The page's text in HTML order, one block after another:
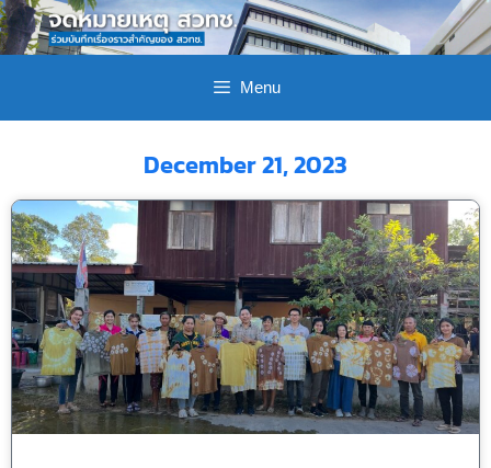
Menu
December 21, 2023